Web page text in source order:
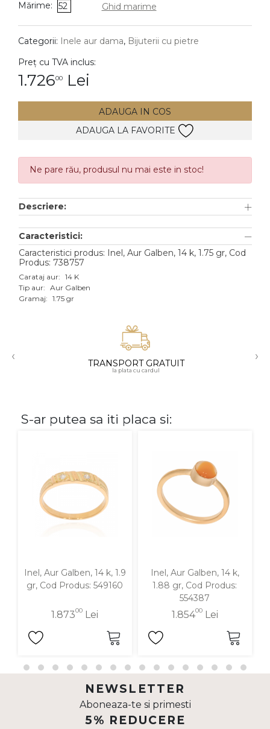
DIAMANTE Vezi toate
Cercei
Accesorii
TIP METAL
Aur galben
Aur alb
Aur roz
Aur mixt
18K
Diamante
Mărime: 52 Ghid marime
Categorii: Inele aur dama, Bijuterii cu pietre
Preț cu TVA inclus:
1.72600 Lei
ADAUGA IN COS
ADAUGA LA FAVORITE
Ne pare rău, produsul nu mai este in stoc!
Descriere:
Caracteristici:
Caracteristici produs: Inel, Aur Galben, 14 k, 1.75 gr, Cod
Produs: 738757
Carataj aur: 14 K
Tip aur: Aur Galben
Gramaj: 1.75 gr
‹ TRANSPORT GRATUIT
la plata cu cardul
›
S-ar putea sa iti placa si:
Inel, Aur Galben, 14 k, 1.9
gr, Cod Produs: 549160
1.87300 Lei
Inel, Aur Galben, 14 k,
1.88 gr, Cod Produs:
554387
1.85400Lei
NEWSLETTER
Aboneaza-te si primesti
5% REDUCERE